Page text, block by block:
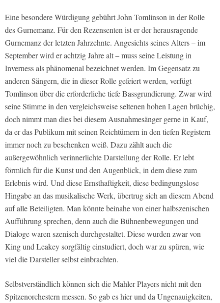
Eine besondere Würdigung gebührt John Tomlinson in der Rolle
des Gurnemanz. Für den Rezensenten ist er der herausragende
Gurnemanz der letzten Jahrzehnte. Angesichts seines Alters – im
September wird er achtzig Jahre alt – muss seine Leistung in
Inverness als phänomenal bezeichnet werden. Im Gegensatz zu
anderen Sängern, die in dieser Rolle gefeiert werden, verfügt
Tomlinson über die erforderliche tiefe Bassgrundierung. Zwar wird
seine Stimme in den vergleichsweise seltenen hohen Lagen brüchig,
doch nimmt man dies bei diesem Ausnahmesänger gerne in Kauf,
da er das Publikum mit seinen Reichtümern in den tiefen Registern
immer noch zu beschenken weiß. Dazu zählt auch die
außergewöhnlich verinnerlichte Darstellung der Rolle. Er lebt
förmlich für die Kunst und den Augenblick, in dem diese zum
Erlebnis wird. Und diese Ernsthaftigkeit, diese bedingungslose
Hingabe an das musikalische Werk, übertrug sich an diesem Abend
auf alle Beteiligten. Man könnte beinahe von einer halbszenischen
Aufführung sprechen, denn auch die Bühnenbewegungen und
Dialoge waren szenisch durchgestaltet. Diese wurden zwar von
King und Leakey sorgfältig einstudiert, doch war zu spüren, wie
viel die Darsteller selbst einbrachten.
Selbstverständlich können sich die Mahler Players nicht mit den
Spitzenorchestern messen. So gab es hier und da Ungenauigkeiten,